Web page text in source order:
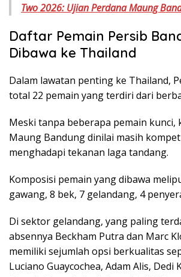
Two 2026: Ujian Perdana Maung
Daftar Pemain Persib
Dibawa ke Thailand
Dalam lawatan penting ke Thailand,
total 22 pemain yang terdiri dari
Meski tanpa beberapa pemain kunci,
Maung Bandung dinilai masih
menghadapi tekanan laga tandang.
Komposisi pemain yang dibawa
gawang, 8 bek, 7 gelandang, 4
Di sektor gelandang, yang paling
absennya Beckham Putra dan Marc
memiliki sejumlah opsi berkualitas
Luciano Guaycochea, Adam Alis, Dedi